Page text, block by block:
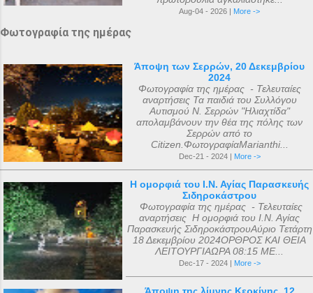
Aug-04 - 2026 | More ->
Φωτογραφία της ημέρας
Άποψη των Σερρών, 20 Δεκεμβρίου
2024
Φωτογραφία της ημέρας - Τελευταίες
αναρτήσεις Τα παιδιά του Συλλόγου
Αυτισμού Ν. Σερρών "Ηλιαχτίδα"
απολαμβάνουν την θέα της πόλης των
Σερρών από το
Citizen.ΦωτογραφίαMarianthi...
Dec-21 - 2024 | More ->
Η ομορφιά του Ι.Ν. Αγίας Παρασκευής
Σιδηροκάστρου
Φωτογραφία της ημέρας - Τελευταίες
αναρτήσεις Η ομορφιά του Ι.Ν. Αγίας
Παρασκευής ΣιδηροκάστρουΑύριο Τετάρτη
18 Δεκεμβρίου 2024ΟΡΘΡΟΣ ΚΑΙ ΘΕΙΑ
ΛΕΙΤΟΥΡΓΙΑΩΡΑ 08:15 ΜΕ...
Dec-17 - 2024 | More ->